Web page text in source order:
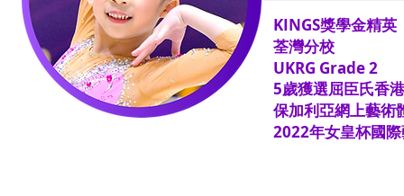
KINGS獎學金精英
荃灣分校
​UKRG Grade 2
5歲獲選屈臣氏香
保加利亞網上藝術
2022年女皇杯國